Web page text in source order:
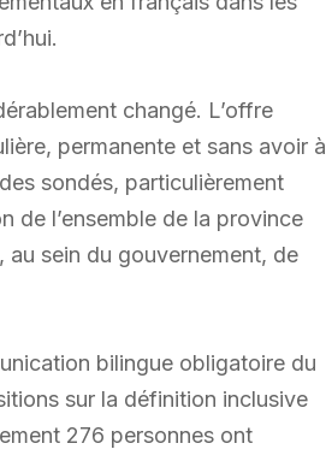
changé. L’offre
permanente et sans avoir à
sondés, particulièrement
de l’ensemble de la province
sein du gouvernement, de
bilingue obligatoire du
sur la définition inclusive
276 personnes ont